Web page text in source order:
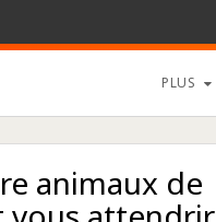
PLUS
animaux de